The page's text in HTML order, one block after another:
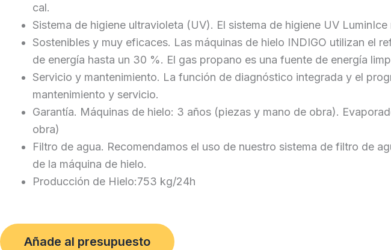
cal.
Sistema de higiene ultravioleta (UV). El sistema de higiene UV
Sostenibles y muy eficaces. Las máquinas de hielo INDIGO utilizan el
de energía hasta un 30 %. El gas propano es una fuente de energía
Servicio y mantenimiento. La función de diagnóstico integrada y el
mantenimiento y servicio.
Garantía. Máquinas de hielo: 3 años (piezas y mano de obra).
obra)
Filtro de agua. Recomendamos el uso de nuestro sistema de filtro de
de la máquina de hielo.
Producción de Hielo:753 kg/24h
Añade al presupuesto